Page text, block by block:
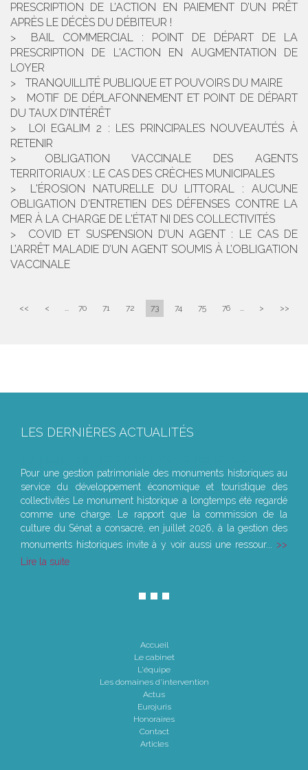
PRESCRIPTION DE L’ACTION EN PAIEMENT D’UN PRÊT
APRÈS LE DÉCÈS DU DÉBITEUR !
BAIL COMMERCIAL : POINT DE DÉPART DE LA
PRESCRIPTION DE L'ACTION EN AUGMENTATION DE
LOYER
TRANQUILLITÉ PUBLIQUE ET POUVOIRS DU MAIRE
MOTIF DE DÉPLAFONNEMENT ET POINT DE DÉPART
DU TAUX D’INTÉRÊT
LOI EGALIM 2 : LES PRINCIPALES NOUVEAUTÉS À
RETENIR
OBLIGATION VACCINALE DES AGENTS
TERRITORIAUX : LE CAS DES CRÈCHES MUNICIPALES
L'ÉROSION NATURELLE DU LITTORAL : AUCUNE
OBLIGATION D'ENTRETIEN DES DÉFENSES CONTRE LA
MER À LA CHARGE DE L'ÉTAT NI DES COLLECTIVITÉS
COVID ET SUSPENSION D’UN AGENT : LE CAS DE
L’ARRÊT MALADIE D’UN AGENT SOUMIS À L’OBLIGATION
VACCINALE
<< < ... 70 71 72 73 74 75 76 ... > >>
LES DERNIÈRES ACTUALITÉS
Pour une gestion patrimoniale des monuments historiques au
service du développement économique et touristique des
collectivités Le monument historique a longtemps été regardé
comme une charge. Le rapport que la commission de la
culture du Sénat a consacré, en juillet 2026, à la gestion des
monuments historiques invite à y voir aussi une ressour...
Lire la suite
Accueil
Le cabinet
L'équipe
Les domaines d'intervention
Actus
Eurojuris
Honoraires
Contact
Articles